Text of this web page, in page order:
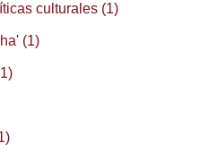
culturales (1)
(1)